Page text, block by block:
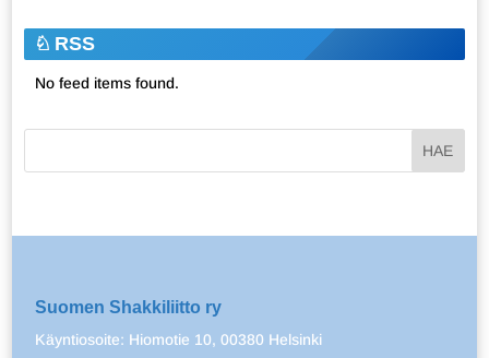
RSS
No feed items found.
Suomen Shakkiliitto ry
Käyntiosoite: Hiomotie 10, 00380 Helsinki